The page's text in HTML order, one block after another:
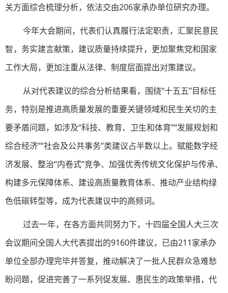
关方面综合梳理分析，依法交由206家承办单位研究办理。
今年大会期间，代表们认真履行法定职责，汇聚民意民
智，务实建言献策，建议质量持续提升，更加聚焦党和国家
工作大局，更加注重从法律、制度层面提出对策建议。
从对代表建议的综合分析结果看，围绕“十五五”目标任
务，特别是推进高质量发展的重要关键领域和民生关切的主
要矛盾问题，如涉及“科技、教育、卫生和体育”“发展规划和
综合经济”“社会及公共事务”类建议占半数以上。赋能数字经
济发展、整治“内卷式”竞争、加强优秀传统文化保护与传承、
构建多元保障体系、建设高质量教育体系、推动产业结构绿
色低碳转型等，成为代表建议中的高频词。
过去一年，在各方面共同努力下，十四届全国人大三次
会议期间全国人大代表提出的9160件建议，已由211家承办
单位全部办理完毕并答复，推动解决了一批人民群众急难愁
盼问题，促进完善了一系列促发展、惠民生的政策举措，代